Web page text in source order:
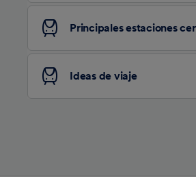
Principales estaciones
Ideas de viaje
audiencia y desarrollo de
Lista de asociados